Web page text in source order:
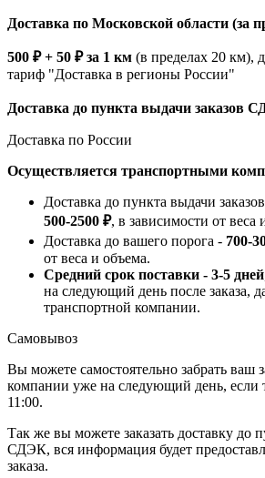
Доставка по Московской области
500 ₽ + 50 ₽ за 1 км (в пределах 20 км),
тариф "Доставка в регионы России"
Доставка до пункта выдачи заказов
Доставка по России
Осуществляется транспортными
Доставка до пункта выдачи
500-2500 ₽, в зависимости от веса
Доставка до вашего порога - 700-
от веса и объема.
Средний срок поставки - 3-5 дней
на следующий день после заказа,
транспортной компании.
Самовывоз
Вы можете самостоятельно забрать ваш
компании уже на следующий день, если
11:00.
Так же вы можете заказать доставку до
СДЭК, вся информация будет
заказа.